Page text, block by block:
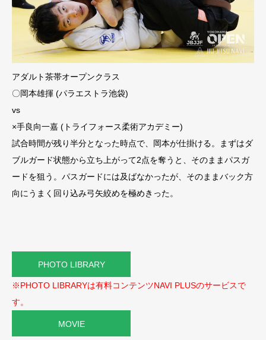
アダルト茶帯オープンクラス
〇岡本雄揮 (パラエストラ池袋)
vs
×手良向一嘉 (トライフォース柔術アカデミー)
試合時間が残り半分となった時点で、岡本が仕掛ける。まずはダ
ブルガード状態から立ち上がって2点を奪うと、そのままパスガ
ードを狙う。パスガードには及ばなかったが、そのままバック方
向にうまく回り込み弓矢絞めを極めきった。
PHOTO LIBRARY
※PHOTO LIBRARYは有料コンテンツNAVI PLUSのサービスで
す。
MOVIE